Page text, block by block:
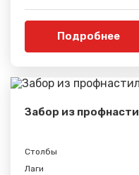
Подробнее
Забор из
Столбы
Лаги